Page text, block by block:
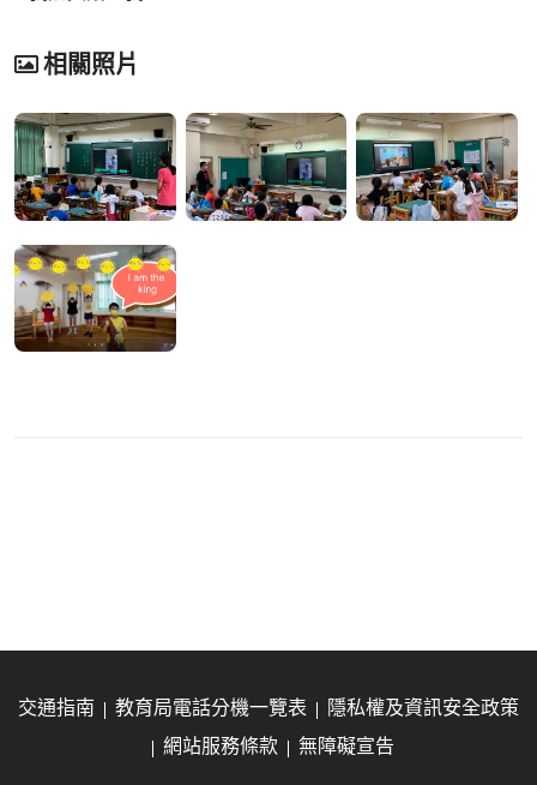
相關照片
交通指南 教育局電話分機一覽表
隱私權及資訊安全政策
網站服務條款
無障礙宣告